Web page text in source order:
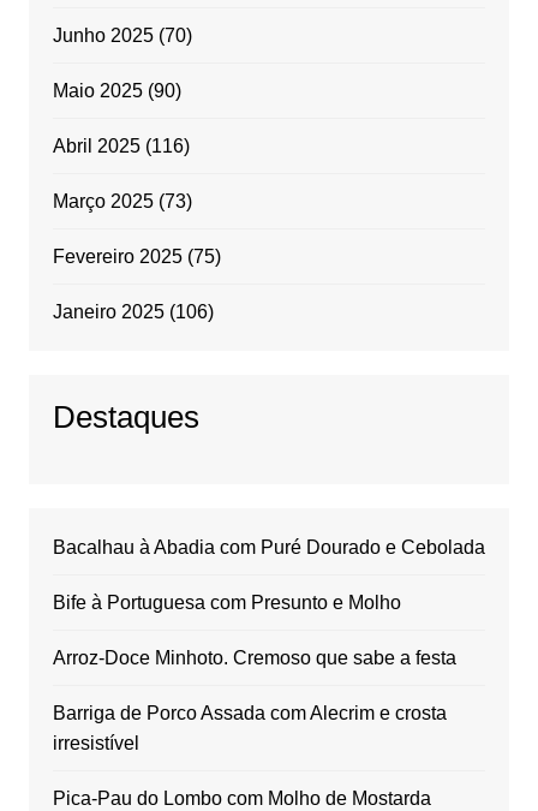
Junho 2025(70)
Maio 2025(90)
Abril 2025(116)
Março 2025(73)
Fevereiro 2025(75)
Janeiro 2025(106)
Destaques
Bacalhau à Abadia com Puré Dourado e Cebolada
Bife à Portuguesa com Presunto e Molho
Arroz-Doce Minhoto. Cremoso que sabe a festa
Barriga de Porco Assada com Alecrim e crosta
irresistível
Pica-Pau do Lombo com Molho de Mostarda